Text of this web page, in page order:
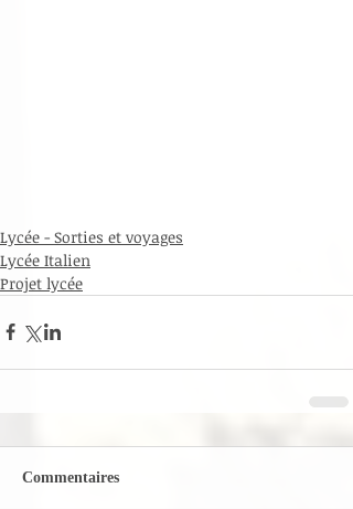
Lycée - Sorties et voyages
Lycée Italien
Projet lycée
Commentaires